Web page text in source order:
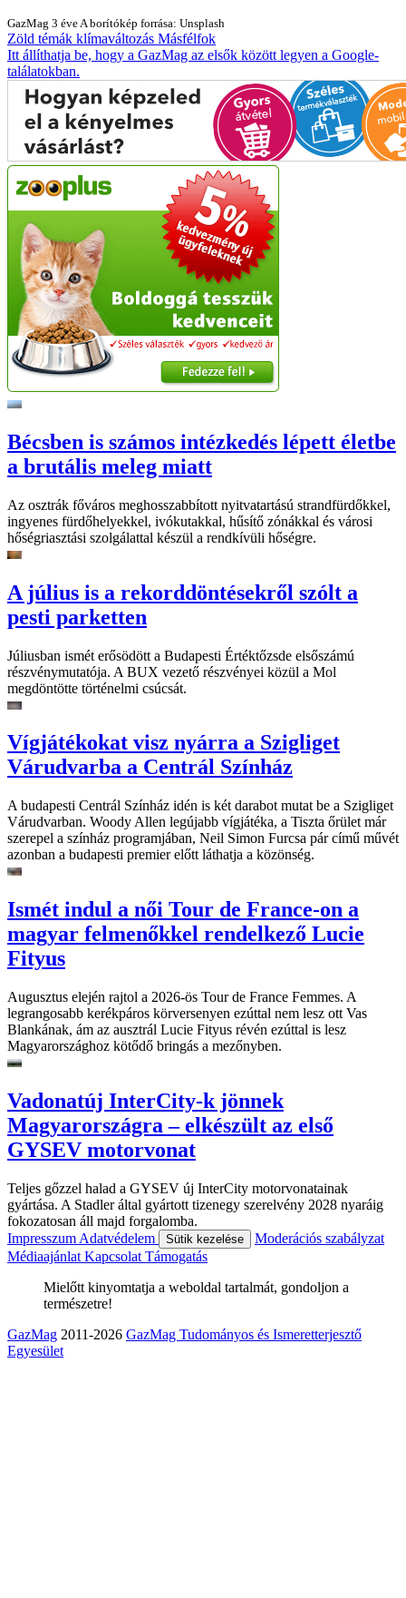
GazMag 3 éve A borítókép forrása: Unsplash
Zöld témák klímaváltozás Másfélfok
Itt állíthatja be, hogy a GazMag az elsők között legyen a Google-
találatokban.
Bécsben is számos intézkedés lépett életbe
a brutális meleg miatt
Az osztrák főváros meghosszabbított nyitvatartású strandfürdőkkel,
ingyenes fürdőhelyekkel, ivókutakkal, hűsítő zónákkal és városi
hőségriasztási szolgálattal készül a rendkívüli hőségre.
A július is a rekorddöntésekről szólt a
pesti parketten
Júliusban ismét erősödött a Budapesti Értéktőzsde elsőszámú
részvénymutatója. A BUX vezető részvényei közül a Mol
megdöntötte történelmi csúcsát.
Vígjátékokat visz nyárra a Szigliget
Várudvarba a Centrál Színház
A budapesti Centrál Színház idén is két darabot mutat be a Szigliget
Várudvarban. Woody Allen legújabb vígjátéka, a Tiszta őrület már
szerepel a színház programjában, Neil Simon Furcsa pár című művét
azonban a budapesti premier előtt láthatja a közönség.
Ismét indul a női Tour de France-on a
magyar felmenőkkel rendelkező Lucie
Fityus
Augusztus elején rajtol a 2026-ös Tour de France Femmes. A
legrangosabb kerékpáros körversenyen ezúttal nem lesz ott Vas
Blankának, ám az ausztrál Lucie Fityus révén ezúttal is lesz
Magyarországhoz kötődő bringás a mezőnyben.
Vadonatúj InterCity-k jönnek
Magyarországra – elkészült az első
GYSEV motorvonat
Teljes gőzzel halad a GYSEV új InterCity motorvonatainak
gyártása. A Stadler által gyártott tizenegy szerelvény 2028 nyaráig
fokozatosan áll majd forgalomba.
Impresszum Adatvédelem Sütik kezelése
Moderációs szabályzat
Médiaajánlat Kapcsolat Támogatás
Mielőtt kinyomtatja a weboldal tartalmát, gondoljon a
természetre!
GazMag 2011-2026 GazMag Tudományos és Ismeretterjesztő
Egyesület